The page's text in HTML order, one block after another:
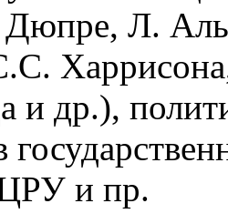
Л.
и др.),
и пр.